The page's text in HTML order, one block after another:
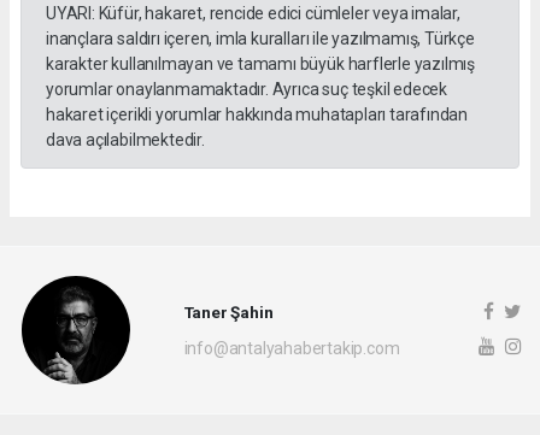
UYARI: Küfür, hakaret, rencide edici cümleler veya imalar,
inançlara saldırı içeren, imla kuralları ile yazılmamış, Türkçe
karakter kullanılmayan ve tamamı büyük harflerle yazılmış
yorumlar onaylanmamaktadır. Ayrıca suç teşkil edecek
hakaret içerikli yorumlar hakkında muhatapları tarafından
dava açılabilmektedir.
Taner Şahin
info@antalyahabertakip.com